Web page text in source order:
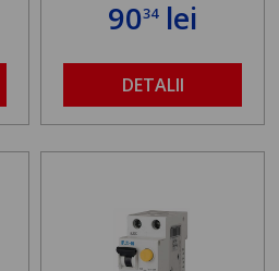
9034lei
DETALII